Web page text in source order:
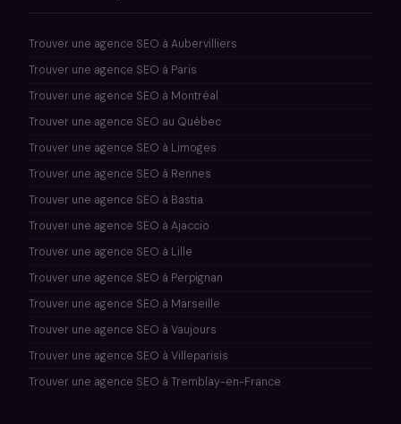
Trouver une agence SEO à Aubervilliers
Trouver une agence SEO à Paris
Trouver une agence SEO à Montréal
Trouver une agence SEO au Québec
Trouver une agence SEO à Limoges
Trouver une agence SEO à Rennes
Trouver une agence SEO à Bastia
Trouver une agence SEO à Ajaccio
Trouver une agence SEO à Lille
Trouver une agence SEO à Perpignan
Trouver une agence SEO à Marseille
Trouver une agence SEO à Vaujours
Trouver une agence SEO à Villeparisis
Trouver une agence SEO à Tremblay-en-France